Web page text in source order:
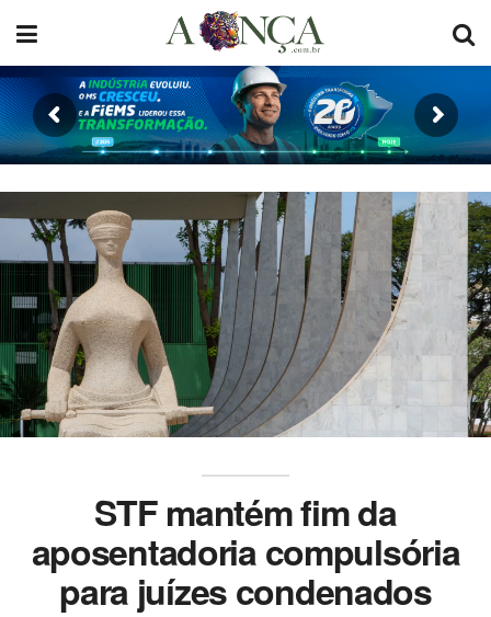
STF mantém fim da
aposentadoria compulsória
para juízes condenados